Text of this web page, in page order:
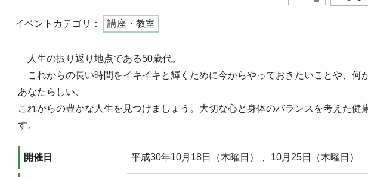
イベントカテゴリ： 講座・教室
人生の振り返り地点である50歳代。
これからの長い時間をイキイキと輝くために今からやっておきたいことや、何
あなたらしい、
これからの豊かな人生を見つけましょう。大切な心と身体のバランスを考えた健
す。
開催日 平成30年10月18日（木曜日） 、10月25日（木曜日）